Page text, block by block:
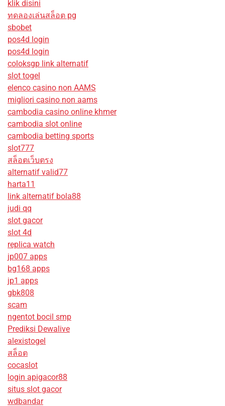
klik disini
ทดลองเล่นสล็อต pg
sbobet
pos4d login
pos4d login
coloksgp link alternatif
slot togel
elenco casino non AAMS
migliori casino non aams
cambodia casino online khmer
cambodia slot online
cambodia betting sports
slot777
สล็อตเว็บตรง
alternatif valid77
harta11
link alternatif bola88
judi qq
slot gacor
slot 4d
replica watch
jp007 apps
bg168 apps
jp1 apps
gbk808
scam
ngentot bocil smp
Prediksi Dewalive
alexistogel
สล็อต
cocaslot
login apigacor88
situs slot gacor
wdbandar